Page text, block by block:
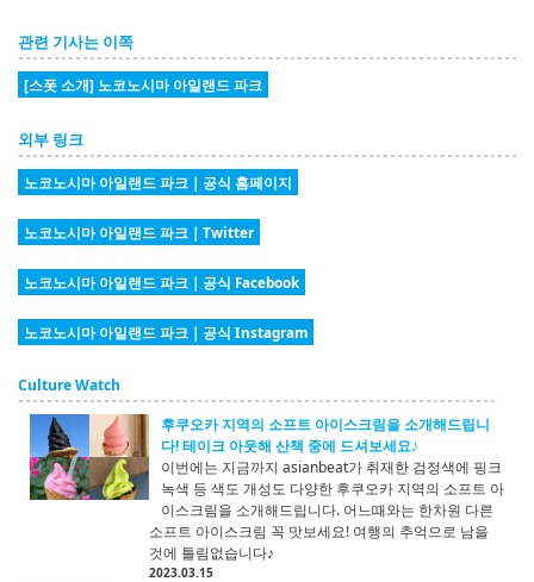
관련 기사는 이쪽
[스폿 소개] 노코노시마 아일랜드 파크
외부 링크
노코노시마 아일랜드 파크｜공식 홈페이지
노코노시마 아일랜드 파크｜Twitter
노코노시마 아일랜드 파크｜공식 Facebook
노코노시마 아일랜드 파크｜공식 Instagram
Culture Watch
후쿠오카 지역의 소프트 아이스크림을 소개해드립니
다! 테이크 아웃해 산책 중에 드셔보세요♪
이번에는 지금까지 asianbeat가 취재한 검정색에 핑크
녹색 등 색도 개성도 다양한 후쿠오카 지역의 소프트 아
이스크림을 소개해드립니다. 어느때와는 한차원 다른
소프트 아이스크림 꼭 맛보세요! 여행의 추억으로 남을
것에 틀림없습니다♪
2023.03.15